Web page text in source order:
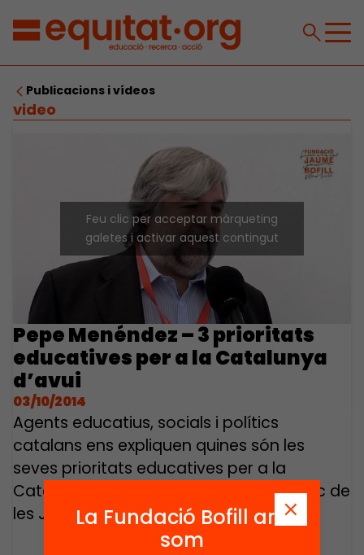
Publicacions i vídeos
video
Feu clic per acceptar màrqueting
galetes i activar aquest contingut
Pepe Menéndez – 3 prioritats
educatives per a la Catalunya
d’avui
03/10/2014
Agents educatius, socials i polítics
catalans ens expliquen quines són les
seves prioritats educatives per a la
Catalunya d’avui. Intervenció en el marc de
les Jornades Educació Avui 2012.
La Fundació Bofill ara
som